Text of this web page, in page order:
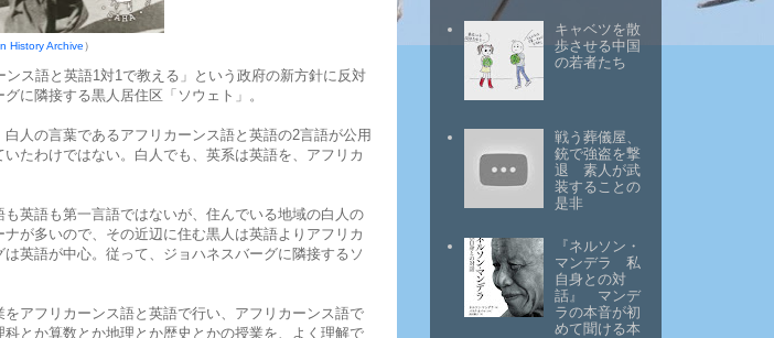
History Archive）
ス語と英語1対1で教える」という政府の新方針に反対
に隣接する黒人居住区「ソウェト」。
人の言葉であるアフリカーンス語と英語の2言語が公用
たわけではない。白人でも、英系は英語を、アフリカ
英語も第一言語ではないが、住んでいる地域の白人の
が多いので、その近辺に住む黒人は英語よりアフリカ
英語が中心。従って、ジョハネスバーグに隣接するソ
アフリカーンス語と英語で行い、アフリカーンス語で
とか算数とか地理とか歴史とかの授業を、よく理解で
キャベツを散
歩させる中国
の若者たち
戦う葬儀屋、
銃で強盗を撃
退 素人が武
装することの
是非
『ネルソン・
マンデラ 私
自身との対
話』 マンデ
ラの本音が初
めて聞ける本